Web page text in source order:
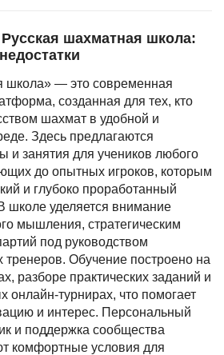
шахматная школа:
школа» — это современная
созданная для тех, кто
шахмат в удобной и
Здесь предлагаются
и занятия для учеников любого
до опытных игроков, которым
и глубоко проработанный
школе уделяется внимание
мышления, стратегическим
под руководством
Обучение построено на
разборе практических заданий и
онлайн-турнирах, что помогает
и интерес. Персональный
и поддержка сообщества
комфортные условия для